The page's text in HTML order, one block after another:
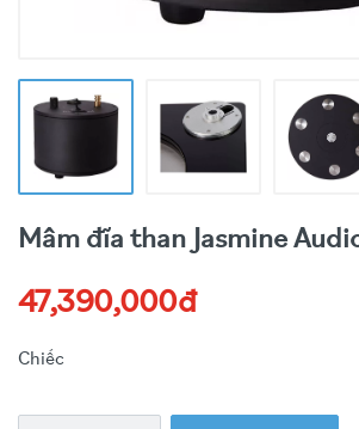
Mâm đĩa than Jasmine
47,390,000đ
Chiếc